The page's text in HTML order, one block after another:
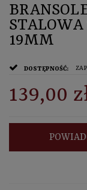
STALOWA
19MM
DOSTĘPNOŚĆ:
139,00